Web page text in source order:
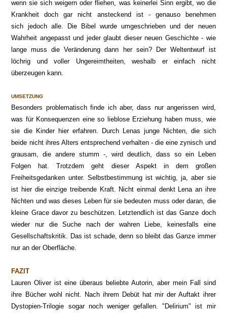
wenn sie sich weigern oder fliehen, was keinerlei Sinn ergibt, wo die
Krankheit doch gar nicht ansteckend ist - genauso benehmen
sich jedoch alle. Die Bibel wurde umgeschrieben und der neuen
Wahrheit angepasst und jeder glaubt dieser neuen Geschichte - wie
lange muss die Veränderung dann her sein? Der Weltentwurf ist
löchrig und voller Ungereimtheiten, weshalb er einfach nicht
überzeugen kann.
UMSETZUNG
Besonders problematisch finde ich aber, dass nur angerissen wird,
was für Konsequenzen eine so lieblose Erziehung haben muss, wie
sie die Kinder hier erfahren. Durch Lenas junge Nichten, die sich
beide nicht ihres Alters entsprechend verhalten - die eine zynisch und
grausam, die andere stumm -, wird deutlich, dass so ein Leben
Folgen hat. Trotzdem geht dieser Aspekt in dem großen
Freiheitsgedanken unter. Selbstbestimmung ist wichtig, ja, aber sie
ist hier die einzige treibende Kraft. Nicht einmal denkt Lena an ihre
Nichten und was dieses Leben für sie bedeuten muss oder daran, die
kleine Grace davor zu beschützen. Letztendlich ist das Ganze doch
wieder nur die Suche nach der wahren Liebe, keinesfalls eine
Gesellschaftskritik. Das ist schade, denn so bleibt das Ganze immer
nur an der Oberfläche.
FAZIT
Lauren Oliver ist eine überaus beliebte Autorin, aber mein Fall sind
ihre Bücher wohl nicht. Nach ihrem Debüt hat mir der Auftakt ihrer
Dystopien-Trilogie sogar noch weniger gefallen. "Delirium" ist mir